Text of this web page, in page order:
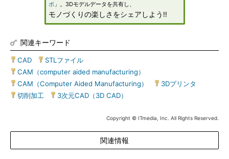
ボ」。3Dモデルデータを共有し、
モノづくりの楽しさをシェアしよう!!
関連キーワード
CAD STLファイル
CAM（computer aided manufacturing）
CAM（Computer Aided Manufacturing）
3Dプリンタ
切削加工
3次元CAD（3D CAD）
Copyright © ITmedia, Inc. All Rights Reserved.
関連情報